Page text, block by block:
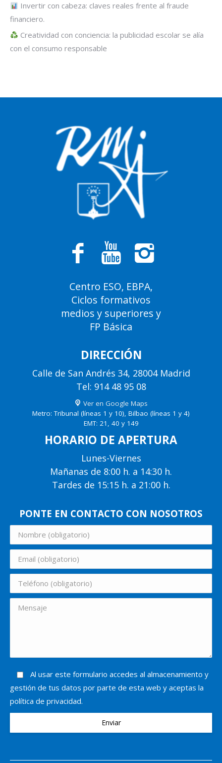
Invertir con cabeza: claves reales frente al fraude
financiero.
Creatividad con conciencia: la publicidad escolar se alía
con el consumo responsable
Centro ESO, EBPA,
Ciclos formativos
medios y superiores y
FP Básica
DIRECCIÓN
Calle de San Andrés 34, 28004 Madrid
Tel: 914 48 95 08
Ver en Google Maps
Metro: Tribunal (líneas 1 y 10), Bilbao (líneas 1 y 4)
EMT: 21, 40 y 149
HORARIO DE APERTURA
Lunes-Viernes
Mañanas de 8:00 h. a 14:30 h.
Tardes de 15:15 h. a 21:00 h.
PONTE EN CONTACTO CON NOSOTROS
Al usar este formulario accedes al almacenamiento y
gestión de tus datos por parte de esta web y aceptas la
política de privacidad.